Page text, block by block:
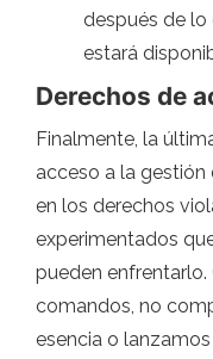
después de lo
estará
Derechos de
Finalmente, la
acceso a la
en los derechos
experimentados
pueden
comandos, no
esencia o